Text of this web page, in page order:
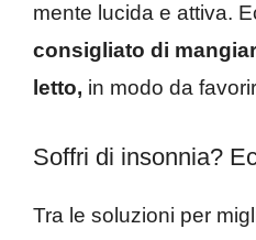
mente lucida e attiva.
consigliato di
letto, in modo da
Soffri di insonnia?
Tra le soluzioni per